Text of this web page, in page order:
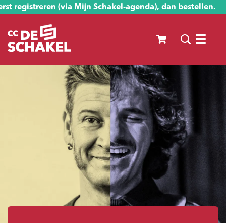
registreren (via Mijn Schakel-agenda), dan bestellen.
Menu